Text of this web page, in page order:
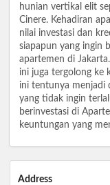
hunian vertikal elit
Cinere. Kehadiran
nilai investasi dan
siapapun yang ingin
apartemen di
ini juga tergolong ke
ini tentunya menjadi
yang tidak ingin
berinvestasi di
keuntungan yang
Address